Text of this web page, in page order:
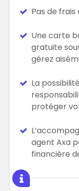
Pas de
Une carte
gratuite
gérez
La
protéger
agent Axa
financière